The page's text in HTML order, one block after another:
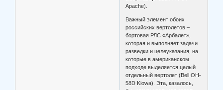
Apache).
Важный элемент обоих
российских вертолетов –
бортовая РЛС «Арбалет»,
которая и выполняет задачи
разведки и целеуказания, на
которые в американском
подходе выделяется целый
отдельный вертолет (Bell OH-
58D Kiowa). Эта, казалось,